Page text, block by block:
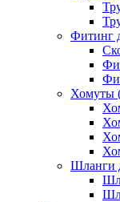
Фитинг
Хомуты
Шланги